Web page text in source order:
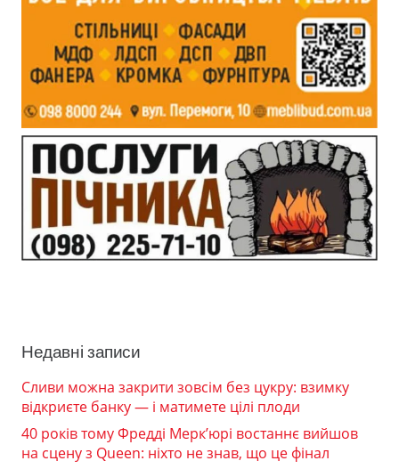
Недавні записи
Сливи можна закрити зовсім без цукру: взимку
відкриєте банку — і матимете цілі плоди
40 років тому Фредді Мерк’юрі востаннє вийшов
на сцену з Queen: ніхто не знав, що це фінал